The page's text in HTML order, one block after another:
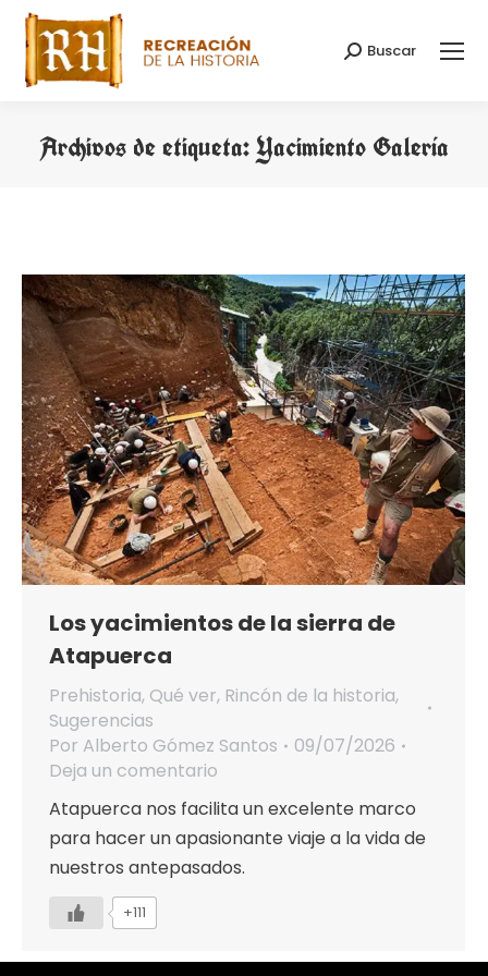
Buscar:
Buscar
Archivos de etiqueta:Yacimiento Galería
Los yacimientos de la sierra de
Atapuerca
Prehistoria, Qué ver, Rincón de la historia,
Sugerencias
Por Alberto Gómez Santos
09/07/2026
Deja un comentario
Atapuerca nos facilita un excelente marco
para hacer un apasionante viaje a la vida de
nuestros antepasados.
+111